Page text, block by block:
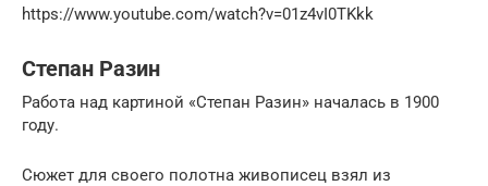
https://www.youtube.com/watch?v=01z4vI0TKkk
Степан Разин
Работа над картиной «Степан Разин» началась в 1900
году.
Сюжет для своего полотна живописец взял из